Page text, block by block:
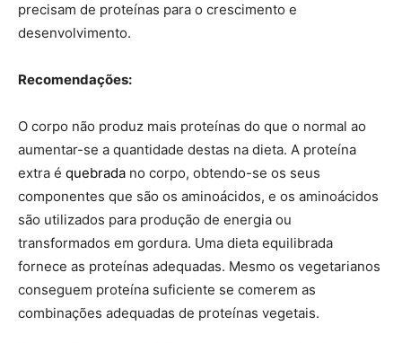
precisam de proteínas para o crescimento e
desenvolvimento.
Recomendações:
O corpo não produz mais proteínas do que o normal ao
aumentar-se a quantidade destas na dieta. A proteína
extra é quebrada no corpo, obtendo-se os seus
componentes que são os aminoácidos, e os aminoácidos
são utilizados para produção de energia ou
transformados em gordura. Uma dieta equilibrada
fornece as proteínas adequadas. Mesmo os vegetarianos
conseguem proteína suficiente se comerem as
combinações adequadas de proteínas vegetais.